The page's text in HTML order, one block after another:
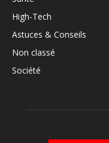
High-Tech
Astuces & Conseils
Non classé
Société